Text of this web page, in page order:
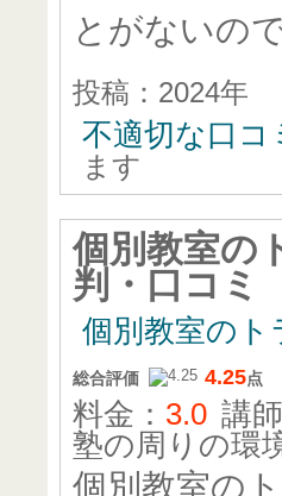
とがないの
投稿：2024年
不適切な口コ
ます
個別教室の
判・口コミ
個別教室のト
総合評価 4.25点
料金： 3.0 講師
塾の周りの環
個別教室の